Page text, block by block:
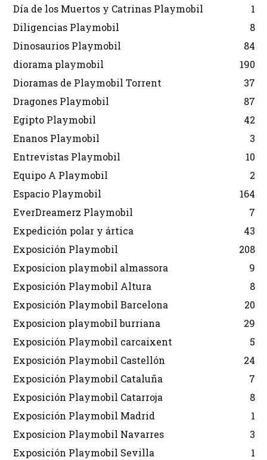
Día de los Muertos y Catrinas Playmobil
1
Diligencias Playmobil
8
Dinosaurios Playmobil
84
diorama playmobil
190
Dioramas de Playmobil Torrent
37
Dragones Playmobil
87
Egipto Playmobil
42
Enanos Playmobil
3
Entrevistas Playmobil
10
Equipo A Playmobil
2
Espacio Playmobil
164
EverDreamerz Playmobil
7
Expedición polar y ártica
43
Exposición Playmobil
208
Exposicion playmobil almassora
9
Exposición Playmobil Altura
8
Exposición Playmobil Barcelona
20
Exposicion playmobil burriana
29
Exposición Playmobil carcaixent
5
Exposición Playmobil Castellón
24
Exposición Playmobil Cataluña
7
Exposición Playmobil Catarroja
8
Exposición Playmobil Madrid
1
Exposicion Playmobil Navarres
3
Exposición Playmobil Sevilla
1